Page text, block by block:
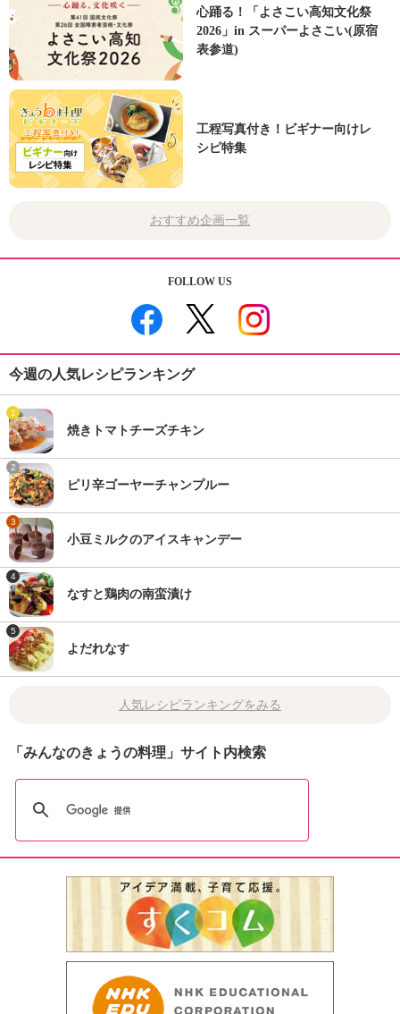
心踊る！「よさこい高知文化祭
2026」in スーパーよさこい(原宿
表参道)
工程写真付き！ビギナー向けレ
シピ特集
おすすめ企画一覧
FOLLOW US
今週の人気レシピランキング
1
焼きトマトチーズチキン
2
ピリ辛ゴーヤーチャンプルー
3
小豆ミルクのアイスキャンデー
4
なすと鶏肉の南蛮漬け
5
よだれなす
人気レシピランキングをみる
「みんなのきょうの料理」サイト内検索